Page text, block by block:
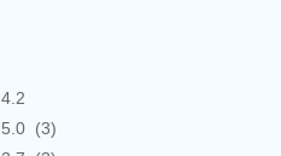
4.2
5.0 (3)